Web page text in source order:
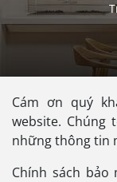
Cám ơn quý
website.
những thông tin
Chính sách